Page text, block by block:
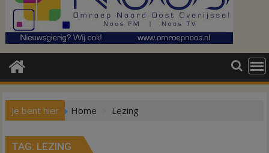
Je bent hier Home Lezing
TAG: LEZING